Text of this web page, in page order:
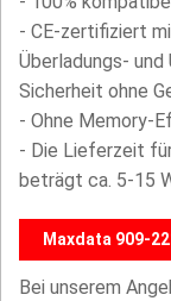
- CE-zertifiziert
Überladungs-
Sicherheit ohne
- Ohne Memory-
- Die Lieferzeit
beträgt ca. 5-15
Maxdata 909-
Bei unserem